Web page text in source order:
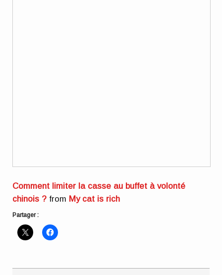
Comment limiter la casse au buffet à volonté
chinois ? from My cat is rich
Partager :